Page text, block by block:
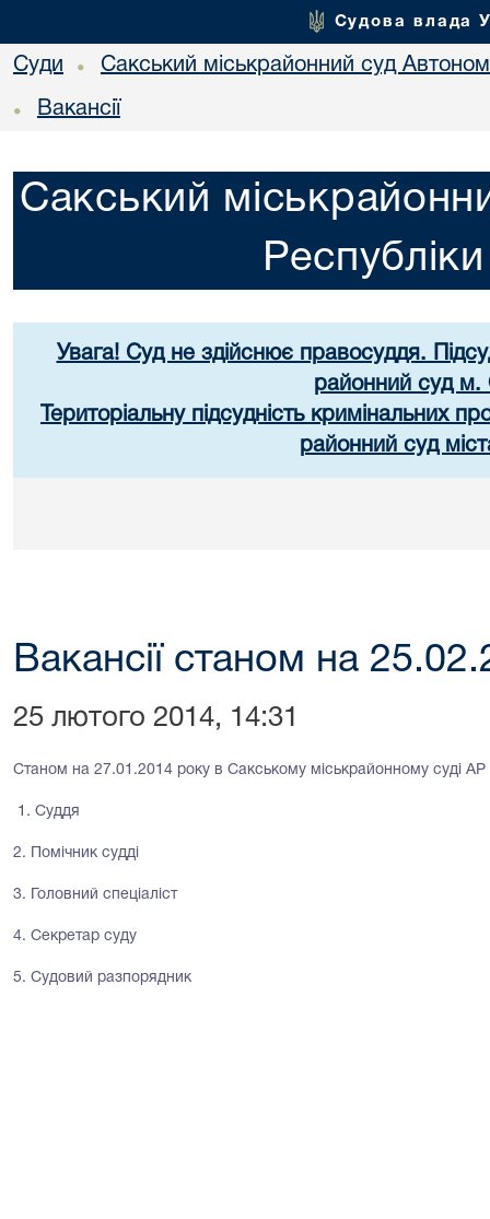
Судова влада
Суди • Сакський міськрайонний суд
• Вакансії
Сакський
Увага! Суд не здійснює правосуддя.
районний суд м.
Територіальну підсудність кримінальних
районний суд
Вакансії станом на
25 лютого 2014, 14:31
Станом на 27.01.2014 року в Сакському міськрайонному суді АР
1. Суддя
2. Помічник судді
3. Головний спеціаліст
4. Секретар суду
5. Судовий разпорядник